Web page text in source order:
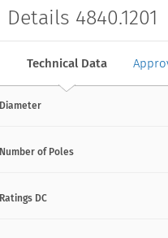
Details 4840.1201
Technical Data
Diameter
Number of Poles
Ratings DC